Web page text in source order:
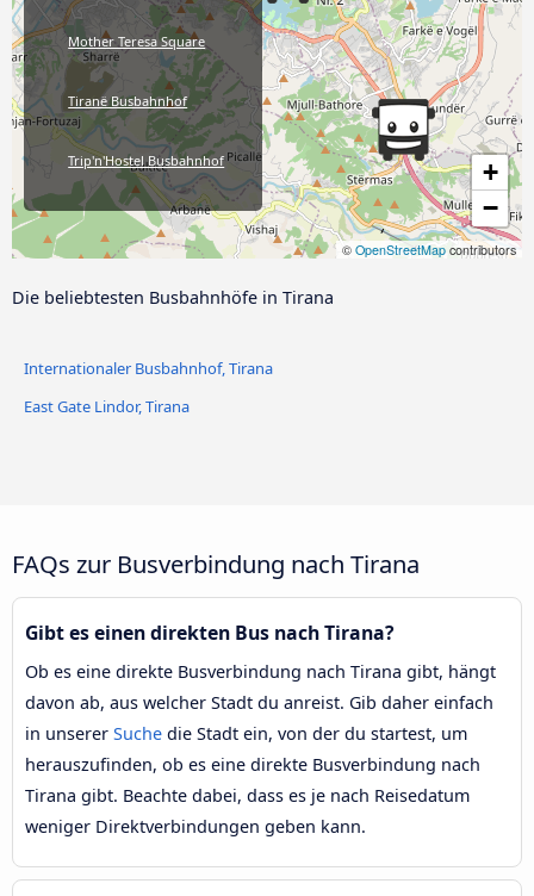
+
−
© OpenStreetMap contributors
Mother Teresa Square
Tiranë Busbahnhof
Trip'n'Hostel Busbahnhof
Die beliebtesten Busbahnhöfe in Tirana
Internationaler Busbahnhof, Tirana
East Gate Lindor, Tirana
FAQs zur Busverbindung nach Tirana
Gibt es einen direkten Bus nach Tirana?
Ob es eine direkte Busverbindung nach Tirana gibt, hängt
davon ab, aus welcher Stadt du anreist. Gib daher einfach
in unserer Suche die Stadt ein, von der du startest, um
herauszufinden, ob es eine direkte Busverbindung nach
Tirana gibt. Beachte dabei, dass es je nach Reisedatum
weniger Direktverbindungen geben kann.